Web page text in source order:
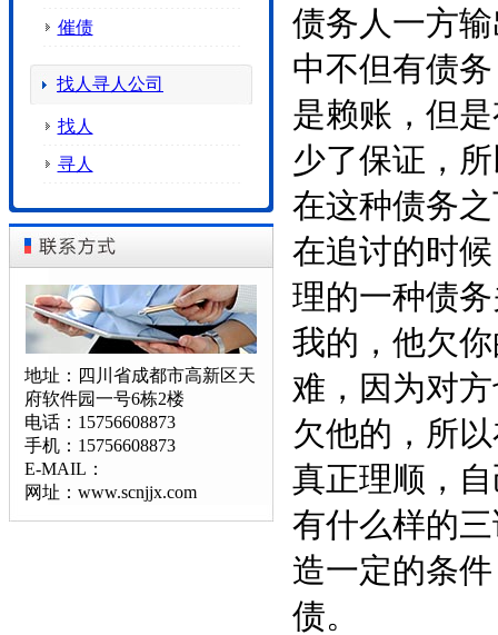
催债
找人寻人公司
找人
寻人
地址：四川省成都市高新区天
府软件园一号6栋2楼
电话：15756608873
手机：15756608873
E-MAIL：
网址：www.scnjjx.com
债务人一方
中不但有债
是赖账，但
少了保证，
在这种债务
在追讨的时
理的一种债
我的，他欠
难，因为对
欠他的，所
真正理顺，
有什么样的
造一定的条
债。